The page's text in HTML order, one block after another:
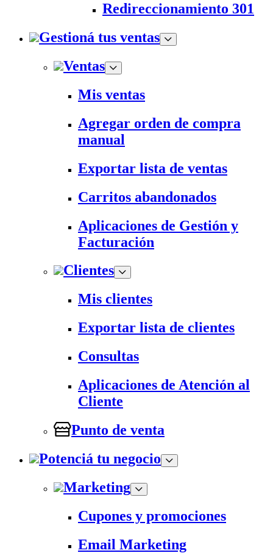
Redireccionamiento 301
Gestioná tus ventas
Ventas
Mis ventas
Agregar orden de compra
manual
Exportar lista de ventas
Carritos abandonados
Aplicaciones de Gestión y
Facturación
Clientes
Mis clientes
Exportar lista de clientes
Consultas
Aplicaciones de Atención al
Cliente
Punto de venta
Potenciá tu negocio
Marketing
Cupones y promociones
Email Marketing